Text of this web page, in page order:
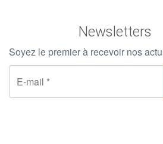
Newsletters
Soyez le premier à recevoir nos